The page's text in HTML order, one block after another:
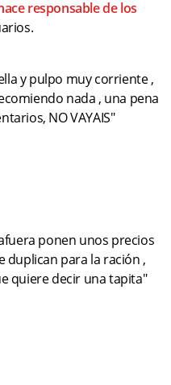
responsable de los
y pulpo muy corriente ,
nada , una pena
NO VAYAIS"
ponen unos precios
duplican para la ración ,
quiere decir una tapita"